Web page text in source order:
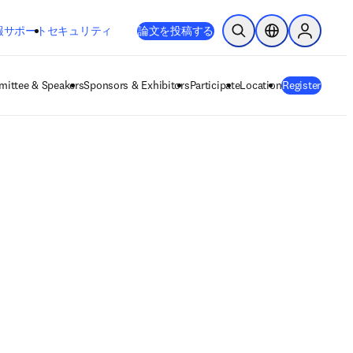
サポート 新しいタブ／ウィンドウで開く
opens in new tab/window
セキュリティ 論文を投稿する 検索を開くロケーションセ
Sign in to
& SpeakersSponsors & ExhibitorsParticipateLocationRegister